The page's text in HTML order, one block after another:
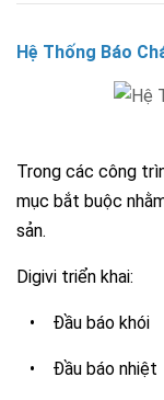
Hệ Thống Báo
Trong các công
mục bắt buộc
sản.
Digivi triển khai:
• Đầu báo khói
• Đầu báo nhiệt